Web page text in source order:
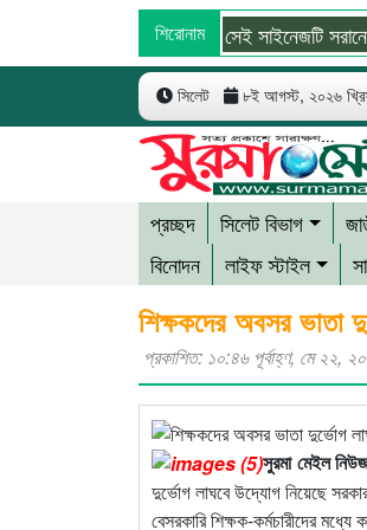
শিরোনাম
অবশেষে সেই সাইনেজটি সরানোর
সিলেট ৮ই আগস্ট, ২০২৬
প্রচ্ছদ সিলেট বিভাগ
বিনোদন
লাইফ স্টাইল
শিক্ষকদের অবসর ভাতা
প্রকাশিত: ১০:৪৬ পূর্বাহ্ণ, মে ২২,
সুরমা মেইল
দুর্ভোগ লাঘবে উদ্যোগ নিয়েছে
বেসরকারি শিক্ষক-কর্মচারীদের